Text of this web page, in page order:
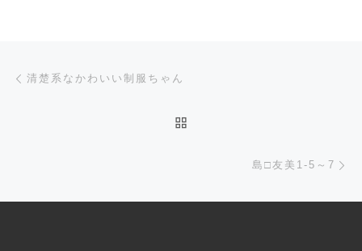
Post navigation
清楚系なかわいい制服ちゃん
島□友美1-5～7